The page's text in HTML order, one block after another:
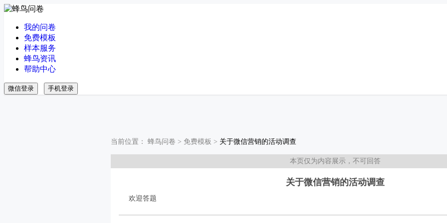
我的问卷
免费模板
样本服务
蜂鸟资讯
帮助中心
微信登录 手机登录
当前位置： 蜂鸟问卷 > 免费模板 > 关于微信营销的活动调查
本页仅为内容展示，不可回答
关于微信营销的活动调查
欢迎答题